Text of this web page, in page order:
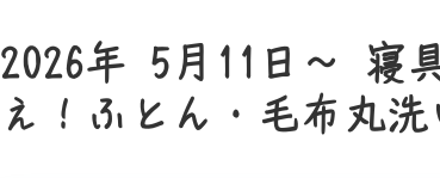
2026年 5月11日〜 寝
え！ふとん・毛布丸